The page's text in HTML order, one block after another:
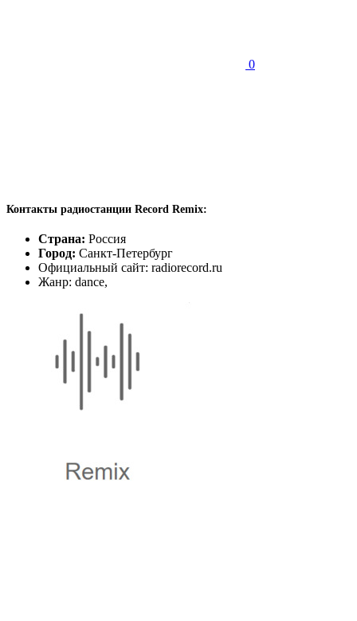
0
Контакты радиостанции Record Remix:
Страна: Россия
Город: Санкт-Петербург
Официальный сайт: radiorecord.ru
Жанр: dance,